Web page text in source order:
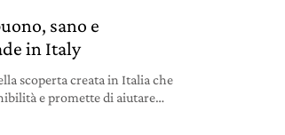
sano e
in Italy
scoperta creata in Italia che
e promette di aiutare